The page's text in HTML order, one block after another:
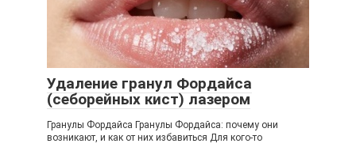
Удаление гранул Фордайса
(себорейных кист) лазером
Гранулы Фордайса Гранулы Фордайса: почему они
возникают, и как от них избавиться Для кого-то